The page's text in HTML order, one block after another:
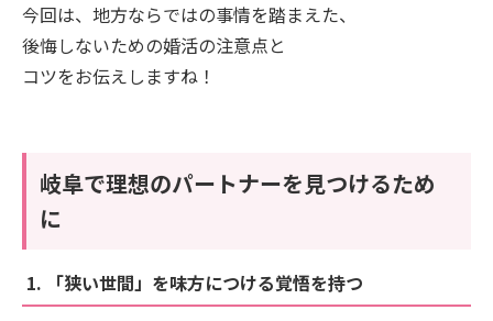
今回は、地方ならではの事情を踏まえた、
後悔しないための婚活の注意点と
コツをお伝えしますね！
岐阜で理想のパートナーを見つけるため
に
1. 「狭い世間」を味方につける覚悟を持つ